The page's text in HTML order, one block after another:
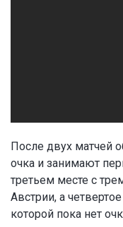
После двух матчей
очка и занимают
третьем месте с
Австрии, а
которой пока нет